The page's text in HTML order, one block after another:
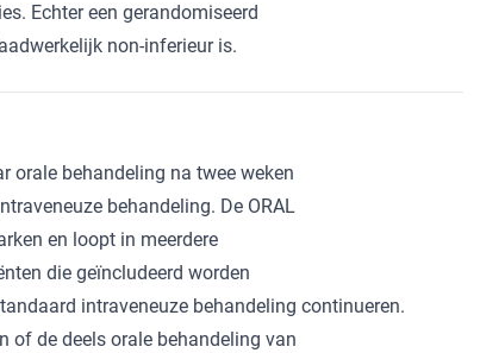
Echter een gerandomiseerd
non-inferieur is.
orale behandeling na twee weken
behandeling. De ORAL
en loopt in meerdere
die geïncludeerd worden
intraveneuze behandeling continueren.
of de deels orale behandeling van